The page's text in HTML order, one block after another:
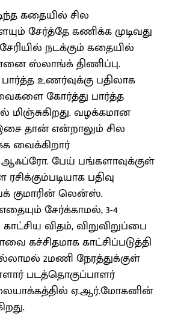
கதையில் சில
சேர்த்தே கணிக்க முடிவது
நடக்கும் கதையில்
ஸ்லாங்க் திணிப்பு.
உணர்வுக்கு பதிலாக
கோர்த்து பார்த்த
மிஞ்சுகிறது. வழக்கமான
தான் என்றாலும் சில
வைக்கிறார்
பேய் பங்களாவுக்குள்
பதிவு
குமாரின் லென்ஸ்.
சேர்க்காமல், 3-4
காட்சிய விதம், விறுவிறுப்பை
கச்சிதமாக காட்சிப்படுத்தி
2மணி நேரத்துக்குள்
படத்தொகுப்பாளர்
ஏ.ஆர்.மோகனின்